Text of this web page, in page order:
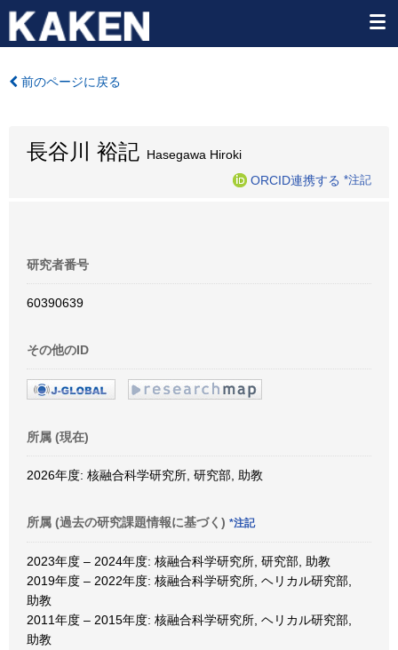
前のページに戻る
長谷川 裕記 Hasegawa Hiroki
ORCID連携する *注記
研究者番号
60390639
その他のID
所属 (現在)
2026年度: 核融合科学研究所, 研究部, 助教
所属 (過去の研究課題情報に基づく) *注記
2023年度 – 2024年度: 核融合科学研究所, 研究部, 助教
2019年度 – 2022年度: 核融合科学研究所, ヘリカル研究部,
助教
2011年度 – 2015年度: 核融合科学研究所, ヘリカル研究部,
助教